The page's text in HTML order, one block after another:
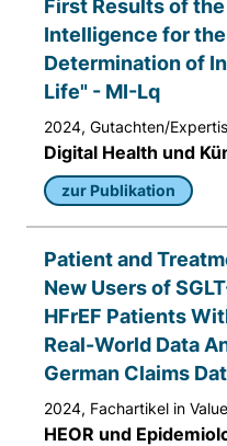
First Results of
Intelligence for
Determination of
Life" - MI-Lq
2024, Gutachten/
Digital Health und
zur Publikation
Patient and
New Users of
HFrEF Patients
Real-World Data
German Claims
2024, Fachartikel in
HEOR und
Name:
matomo_lang
Anbieter:
Matomo
Zweck:
Sprache des
Sitzung